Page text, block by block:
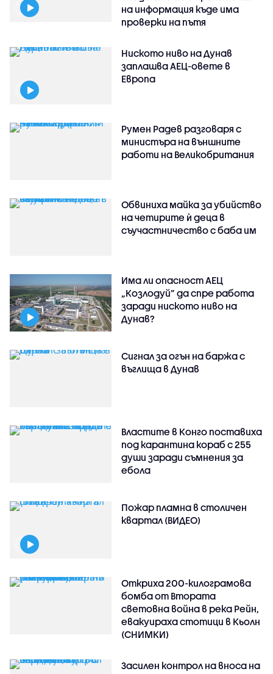
на информация къде има
проверки на пътя
Ниското ниво на Дунав
заплашва АЕЦ-овете в
Европа
Румен Радев разговаря с
министъра на външните
работи на Великобритания
Обвиниха майка за убийство
на четирите ѝ деца в
съучастничество с баба им
Има ли опасност АЕЦ
„Козлодуй” да спре работа
заради ниското ниво на
Дунав?
Сигнал за огън на баржа с
въглища в Дунав
Властите в Конго поставиха
под карантина кораб с 255
души заради съмнения за
ебола
Пожар пламна в столичен
квартал (ВИДЕО)
Откриха 200-килограмова
бомба от Втората
световна война в река Рейн,
евакуираха стотици в Кьолн
(СНИМКИ)
Засилен контрол на вноса на